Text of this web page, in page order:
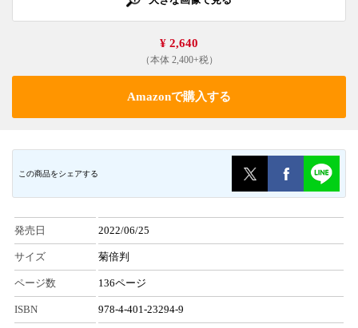
¥ 2,640
（本体 2,400+税）
Amazonで購入する
この商品をシェアする
発売日 2022/06/25
サイズ 菊倍判
ページ数 136ページ
ISBN 978-4-401-23294-9